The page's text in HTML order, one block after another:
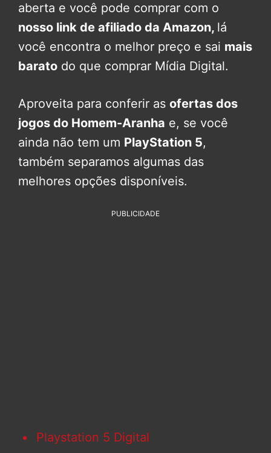
aberta e você pode comprar com o
nosso link de afiliado da Amazon, lá
você encontra o melhor preço e sai mais
barato do que comprar Mídia Digital.
Aproveita para conferir as ofertas dos
jogos do Homem-Aranha e, se você
ainda não tem um PlayStation 5,
também separamos algumas das
melhores opções disponíveis.
PUBLICIDADE
Playstation 5 Digital